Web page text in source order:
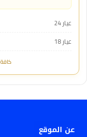
عيار 24
عيار 18
عن الموقع